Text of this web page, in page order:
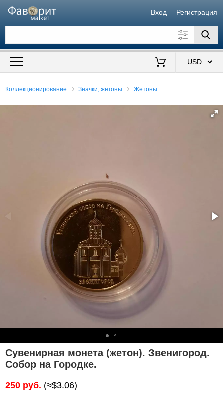
Вход Регистрация
Искать также в описании
Коллекционирование Значки, жетоны Жетоны
Сувенирная монета (жетон). Звенигород.
Собор на Городке.
250 руб. (≈$3.06)